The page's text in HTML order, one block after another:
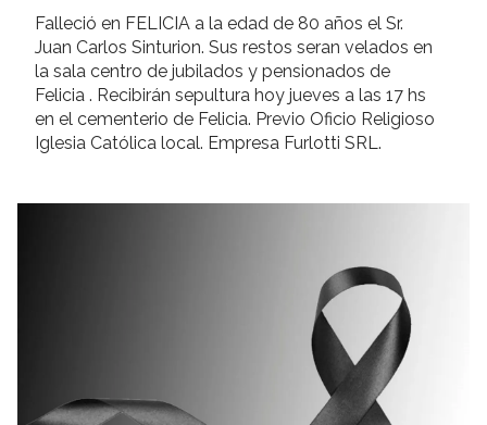
Falleció en FELICIA a la edad de 80 años el Sr.
Juan Carlos Sinturion. Sus restos seran velados en
la sala centro de jubilados y pensionados de
Felicia . Recibirán sepultura hoy jueves a las 17 hs
en el cementerio de Felicia. Previo Oficio Religioso
Iglesia Católica local. Empresa Furlotti SRL.